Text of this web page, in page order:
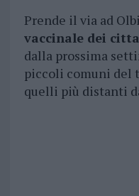
Prende il via ad
vaccinale dei
dalla prossima
piccoli comuni del
quelli più distanti